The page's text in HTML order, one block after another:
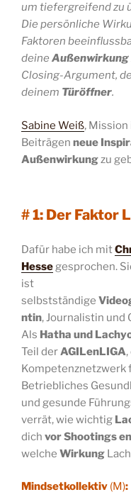
um tiefergreifend zu
Die persönliche
Faktoren
deine Außenwirkung
Closing-Argument,
deinem Türöffner.
Sabine Weiß‚
Beiträgen neue
Außenwirkungzu
# 1: Der Faktor
Dafür habe ich mit
Hessegesprochen.
ist
selbstständige
ntin, Journalistin und
Als Hatha und
Teil derAGILenLIGA
Kompetenznetzwerk
Betriebliches
und gesunde
verrät, wie wichtig
dich vor Shootings
welche Wirkung
Mindsetkollektiv (M):